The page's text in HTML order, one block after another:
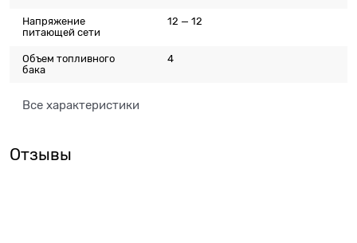
Напряжение
питающей сети
12 — 12
Объем топливного
бака
4
Все характеристики
Отзывы